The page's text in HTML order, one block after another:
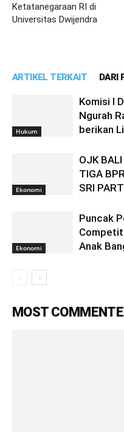
Ketatanegaraan RI di
Universitas Dwijendra
ARTIKEL TERKAIT DARI
Hukum
Komisi I
Ngurah
berikan
Ekonomi
OJK
TIGA
SRI
Ekonomi
Puncak
Anak
MOST